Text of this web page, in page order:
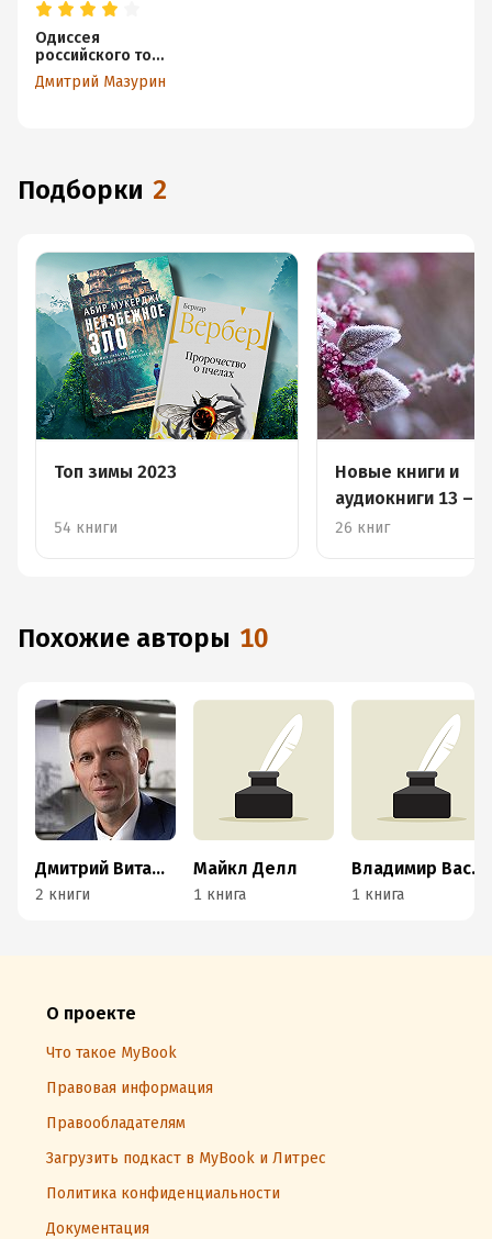
Одиссея
российского топ-
менеджера. Как
сделать бизнес
Дмитрий Мазурин
Подборки 2
Топ зимы 2023
54 книги
Новые книги и
аудиокниги 13 –
февраля
26 книг
Похожие авторы 10
Дмитрий Виташов
2 книги
Майкл Делл
1 книга
Владимир Василенко
1 книга
О проекте
Что такое MyBook
Правовая информация
Правообладателям
Загрузить подкаст в MyBook и Литрес
Политика конфиденциальности
Документация